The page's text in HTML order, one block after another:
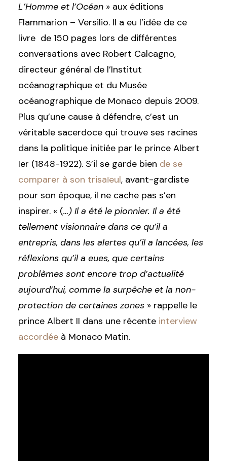
L’Homme et l’Océan » aux éditions
Flammarion – Versilio. Il a eu l’idée de ce
livre de 150 pages lors de différentes
conversations avec Robert Calcagno,
directeur général de l’Institut
océanographique et du Musée
océanographique de Monaco depuis 2009.
Plus qu’une cause à défendre, c’est un
véritable sacerdoce qui trouve ses racines
dans la politique initiée par le prince Albert
Ier (1848-1922). S’il se garde bien de se
comparer à son trisaïeul, avant-gardiste
pour son époque, il ne cache pas s’en
inspirer. « (…) Il a été le pionnier. Il a été
tellement visionnaire dans ce qu’il a
entrepris, dans les alertes qu’il a lancées, les
réflexions qu’il a eues, que certains
problèmes sont encore trop d’actualité
aujourd’hui, comme la surpêche et la non-
protection de certaines zones » rappelle le
prince Albert II dans une récente interview
accordée à Monaco Matin.